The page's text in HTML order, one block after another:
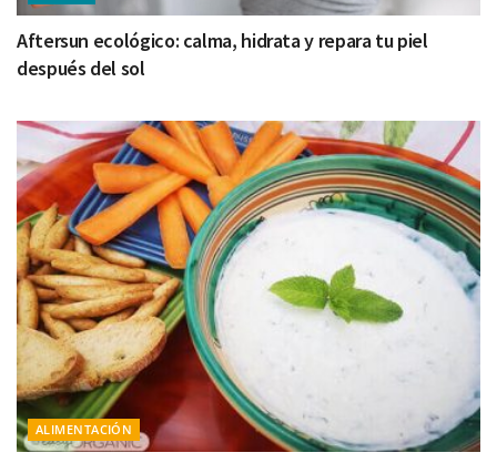
Aftersun ecológico: calma, hidrata y repara tu piel
después del sol
ALIMENTACIÓN